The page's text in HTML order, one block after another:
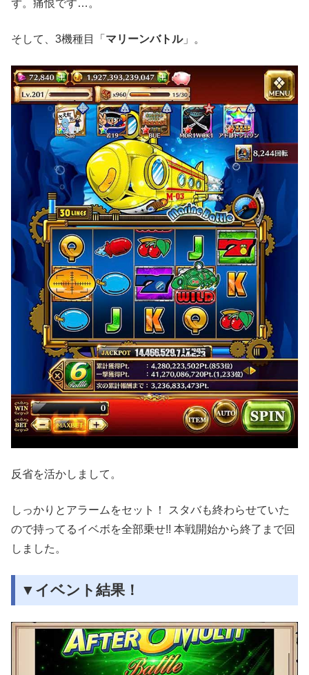
ず。痛恨です…。
そして、3機種目「 マリーンバトル」。
反省を活かしまして。
しっかりとアラームをセット！ スタバも終わらせていた
ので持ってるイベボを全部乗せ!! 本戦開始から終了まで回
しました。
▼イベント結果！